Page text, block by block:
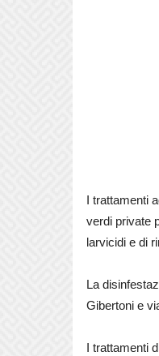
I trattamenti
verdi private
larvicidi e di
La
Gibertoni e
I trattamenti